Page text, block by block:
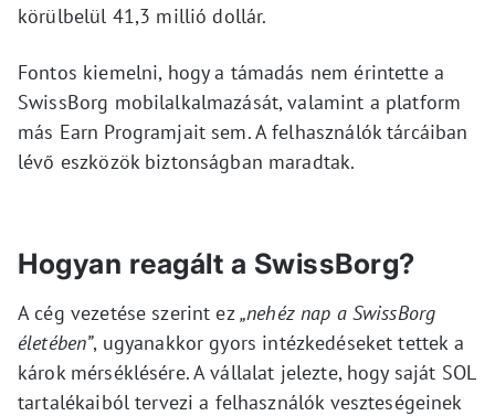
körülbelül 41,3 millió dollár.
Fontos kiemelni, hogy a támadás nem érintette a
SwissBorg mobilalkalmazását, valamint a platform
más Earn Programjait sem. A felhasználók tárcáiban
lévő eszközök biztonságban maradtak.
Hogyan reagált a SwissBorg?
A cég vezetése szerint ez„nehéz nap a SwissBorg
életében”, ugyanakkor gyors intézkedéseket tettek a
károk mérséklésére. A vállalat jelezte, hogy saját SOL
tartalékaiból tervezi a felhasználók veszteségeinek